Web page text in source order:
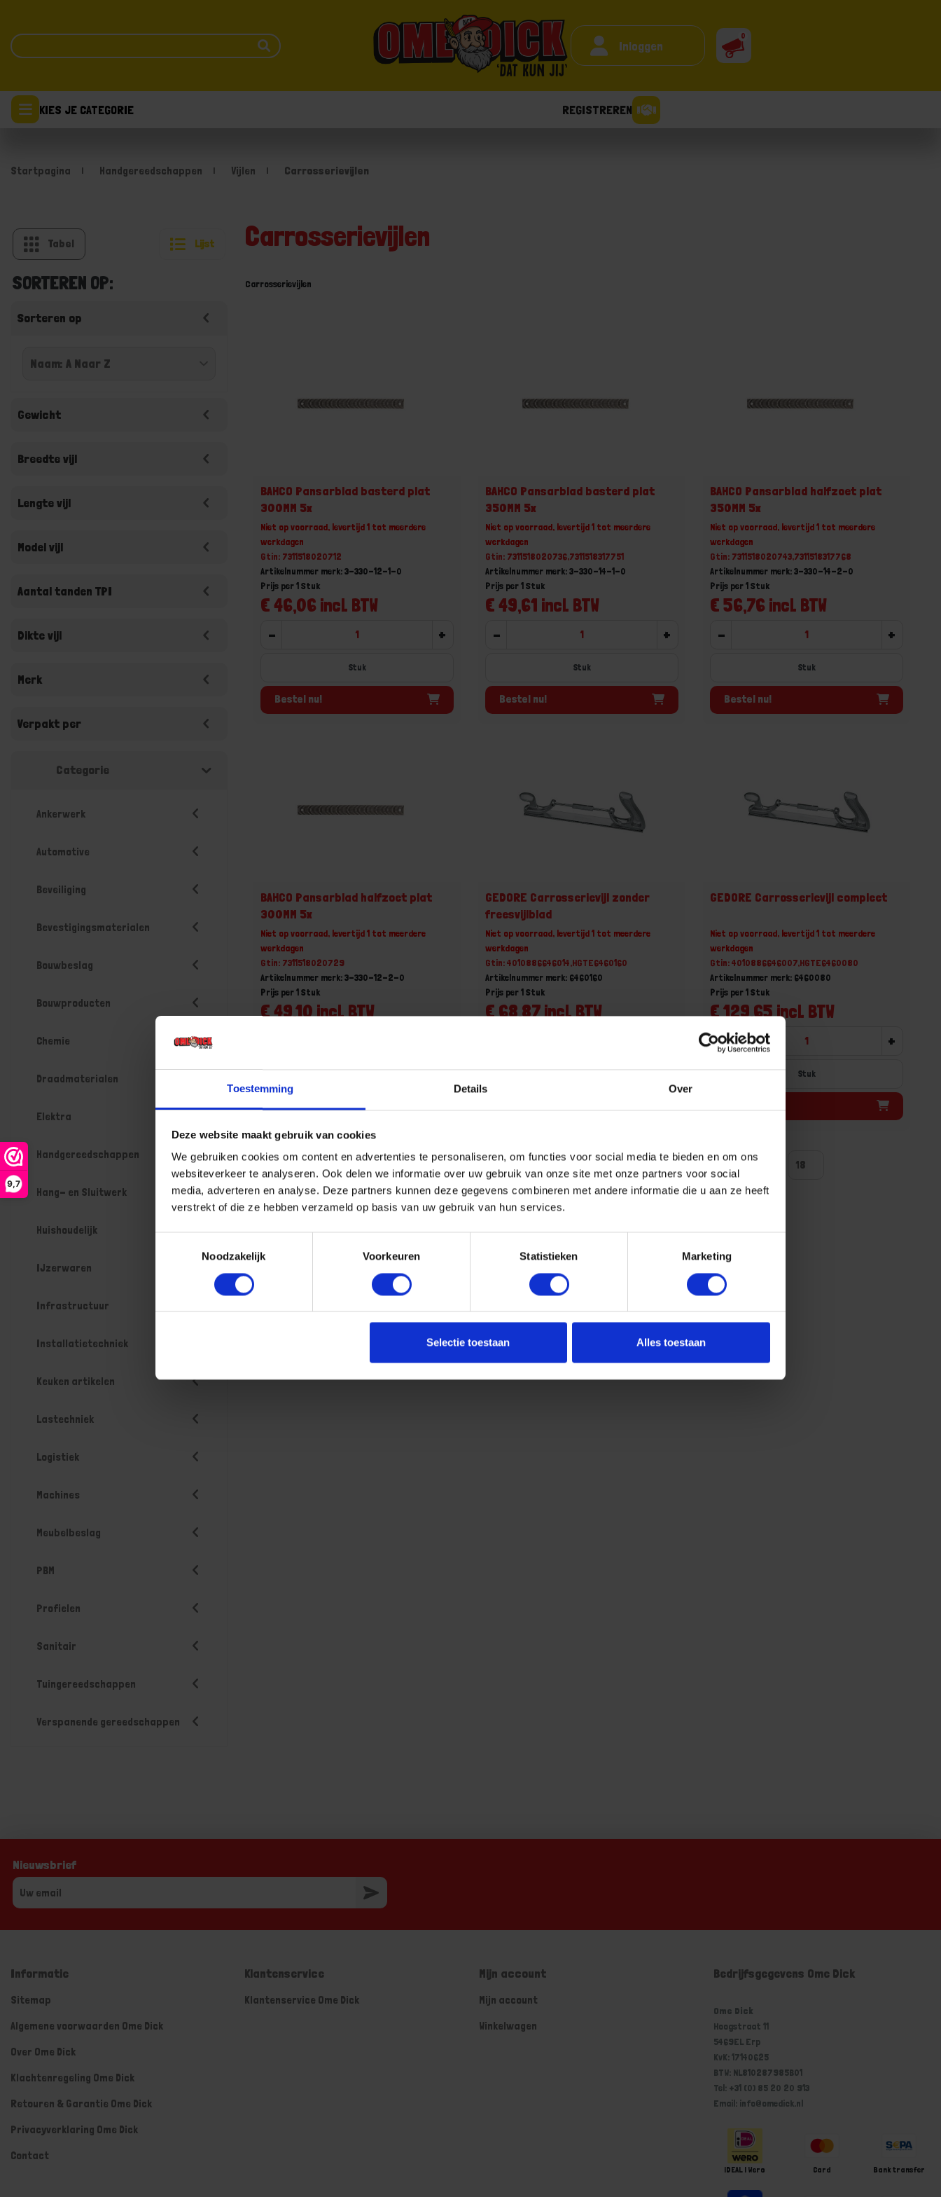
Toestemming Details Over
Deze website maakt gebruik van cookies
We gebruiken cookies om content en advertenties te personaliseren, om functies voor social media te bieden en om ons
websiteverkeer te analyseren. Ook delen we informatie over uw gebruik van onze site met onze partners voor social
media, adverteren en analyse. Deze partners kunnen deze gegevens combineren met andere informatie die u aan ze heeft
verstrekt of die ze hebben verzameld op basis van uw gebruik van hun services.
Noodzakelijk
Voorkeuren Statistieken Marketing
Selectie toestaan Alles toestaan
9,7
Inloggen
0
KIES JE CATEGORIE REGISTREREN
Startpagina Handgereedschappen Vijlen Carrosserievijlen
Tabel Lijst
SORTEREN OP:
Sorteren op
Gewicht
Breedte vijl
Lengte vijl
Model vijl
Aantal tanden TPI
Dikte vijl
Merk
Verpakt per
Categorie
Ankerwerk
Automotive
Beveiliging
Bevestigingsmaterialen
Bouwbeslag
Bouwproducten
Chemie
Draadmaterialen
Elektra
Handgereedschappen
Hang- en Sluitwerk
Huishoudelijk
IJzerwaren
Infrastructuur
Installatietechniek
Keuken artikelen
Lastechniek
Logistiek
Machines
Meubelbeslag
PBM
Profielen
Sanitair
Tuingereedschappen
Verspanende gereedschappen
Carrosserievijlen
Carrosserievijlen
BAHCO Pansarblad basterd plat
300MM 5x
Niet op voorraad, levertijd 1 tot meerdere
werkdagen
Gtin: 7311518020712
Artikelnummer merk: 3-330-12-1-0
€ 46,06 incl. BTW
Prijs per 1 Stuk
- +
Stuk
Bestel nu!
BAHCO Pansarblad basterd plat
350MM 5x
Niet op voorraad, levertijd 1 tot meerdere
werkdagen
Gtin: 7311518020736,7311518317751
Artikelnummer merk: 3-330-14-1-0
€ 49,61 incl. BTW
Prijs per 1 Stuk
- +
Stuk
Bestel nu!
BAHCO Pansarblad halfzoet plat
350MM 5x
Niet op voorraad, levertijd 1 tot meerdere
werkdagen
Gtin: 7311518020743,7311518317768
Artikelnummer merk: 3-330-14-2-0
€ 56,76 incl. BTW
Prijs per 1 Stuk
- +
Stuk
Bestel nu!
BAHCO Pansarblad halfzoet plat
300MM 5x
Niet op voorraad, levertijd 1 tot meerdere
werkdagen
Gtin: 7311518020729
Artikelnummer merk: 3-330-12-2-0
€ 49,10 incl. BTW
Prijs per 1 Stuk
Stuk
Bestel nu!
GEDORE Carrosserievijl zonder
freesvijlblad
Niet op voorraad, levertijd 1 tot meerdere
werkdagen
Gtin: 4010886646014,HGTE6460160
Artikelnummer merk: 6460160
€ 68,87 incl. BTW
Prijs per 1 Stuk
Stuk
GEDORE Carrosserievijl compleet
Niet op voorraad, levertijd 1 tot meerdere
werkdagen
Gtin: 4010886646007,HGTE6460080
Artikelnummer merk: 6460080
€ 129,65 incl. BTW
Prijs per 1 Stuk
- +
Stuk
Aantal producten tonen
Nieuwsbrief
Informatie
Sitemap
Algemene voorwaarden Ome Dick
Over Ome Dick
Klachtenregeling Ome Dick
Retouren & Garantie Ome Dick
Privacyverklaring Ome Dick
Contact
Klantenservice
Klantenservice Ome Dick
Mijn account
Mijn account
Winkelwagen
Bedrijfsgegevens Ome Dick
Ome Dick
Hoogstraat 11
5469EL Erp
KvK: 17140625
BTW: NL810287985B01
Tel: +31 (0) 85 20 20 913
Email: info@omedick.nl
iDEAL | Wero Card Bank transfer